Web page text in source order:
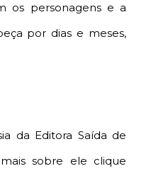
os personagens e a
por dias e meses,
da Editora Saída de
sobre ele clique